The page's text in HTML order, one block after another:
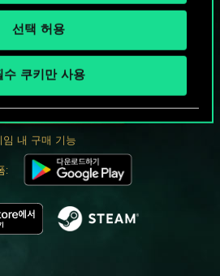
선택 허용
수 쿠키만 사용
판 어떠신가요?
무료 플레이
임 내 구매 기능
: